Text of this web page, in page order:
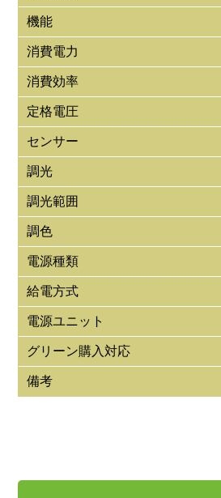
機能
消費電力
消費効率
定格電圧
センサー
調光
調光範囲
調色
電源種類
給電方式
電源ユニット
グリーン購入対応
備考